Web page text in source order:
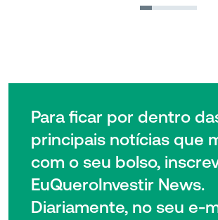
1 2 3 4
Para ficar por dentro
principais notícias que
com o seu bolso,
EuQueroInvestir News.
Diariamente, no seu e-